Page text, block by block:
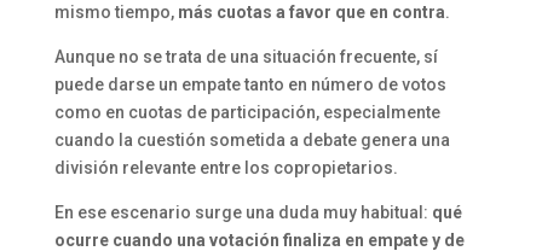
mismo tiempo, más cuotas a favor que en contra.
Aunque no se trata de una situación frecuente, sí
puede darse un empate tanto en número de votos
como en cuotas de participación, especialmente
cuando la cuestión sometida a debate genera una
división relevante entre los copropietarios.
En ese escenario surge una duda muy habitual: qué
ocurre cuando una votación finaliza en empate y de